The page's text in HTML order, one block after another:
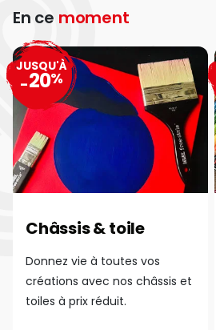
En ce moment
Châssis & toile
Donnez vie à toutes vos
créations avec nos châssis et
toiles à prix réduit.
JUSQU'À
-20%